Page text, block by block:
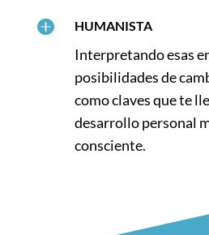
 HUMANISTA
Interpretando esas
posibilidades de
como claves que te
desarrollo personal
consciente.